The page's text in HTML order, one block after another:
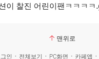
이 찰진 어린이팬ㅋㅋㅋ
맨위로
인 전체보기 PC화면 카페앱